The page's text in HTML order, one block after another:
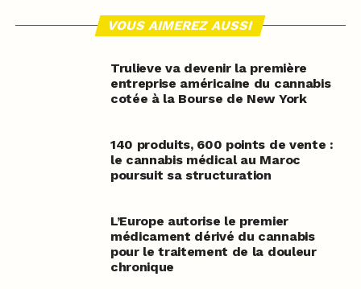
VOUS AIMEREZ AUSSI
Trulieve va devenir la première
entreprise américaine du cannabis
cotée à la Bourse de New York
140 produits, 600 points de vente :
le cannabis médical au Maroc
poursuit sa structuration
L’Europe autorise le premier
médicament dérivé du cannabis
pour le traitement de la douleur
chronique